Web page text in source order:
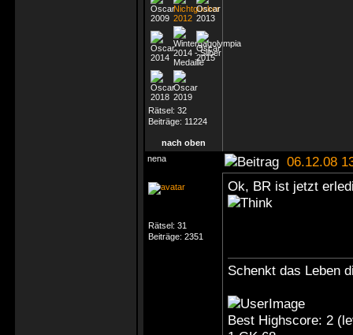
Rätsel: 32
Beiträge: 11224
nach oben
nena
06.12.08
Rätsel: 31
Beiträge: 2351
Ok, BR ist jetzt
Schenkt das Leben
Best Highscore: 2